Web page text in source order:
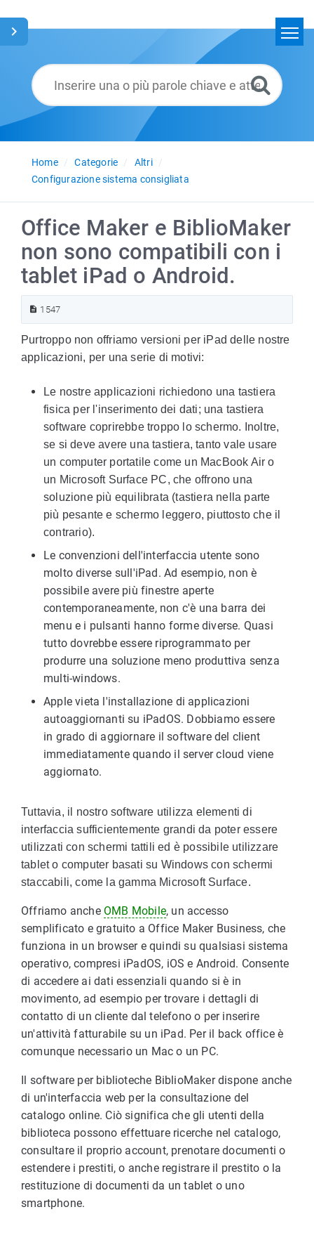
Glossario
Italiano
Home
Categorie
Altri
Configurazione sistema consigliata
Office Maker e BiblioMaker
non sono compatibili con i
tablet iPad o Android.
1547
Purtroppo non offriamo versioni per iPad delle nostre
applicazioni, per una serie di motivi:
Le nostre applicazioni richiedono una tastiera
fisica per l'inserimento dei dati; una tastiera
software coprirebbe troppo lo schermo. Inoltre,
se si deve avere una tastiera, tanto vale usare
un computer portatile come un MacBook Air o
un Microsoft Surface PC, che offrono una
soluzione più equilibrata (tastiera nella parte
più pesante e schermo leggero, piuttosto che il
contrario).
Le convenzioni dell'interfaccia utente sono
molto diverse sull'iPad. Ad esempio, non è
possibile avere più finestre aperte
contemporaneamente, non c'è una barra dei
menu e i pulsanti hanno forme diverse. Quasi
tutto dovrebbe essere riprogrammato per
produrre una soluzione meno produttiva senza
multi-windows.
Apple vieta l'installazione di applicazioni
autoaggiornanti su iPadOS. Dobbiamo essere
in grado di aggiornare il software del client
immediatamente quando il server cloud viene
aggiornato.
Tuttavia, il nostro software utilizza elementi di
interfaccia sufficientemente grandi da poter essere
utilizzati con schermi tattili ed è possibile utilizzare
tablet o computer basati su Windows con schermi
staccabili, come la gamma Microsoft Surface.
Offriamo anche OMB Mobile, un accesso
semplificato e gratuito a Office Maker Business, che
funziona in un browser e quindi su qualsiasi sistema
operativo, compresi iPadOS, iOS e Android. Consente
di accedere ai dati essenziali quando si è in
movimento, ad esempio per trovare i dettagli di
contatto di un cliente dal telefono o per inserire
un'attività fatturabile su un iPad. Per il back office è
comunque necessario un Mac o un PC.
Il software per biblioteche BiblioMaker dispone anche
di un'interfaccia web per la consultazione del
catalogo online. Ciò significa che gli utenti della
biblioteca possono effettuare ricerche nel catalogo,
consultare il proprio account, prenotare documenti o
estendere i prestiti, o anche registrare il prestito o la
restituzione di documenti da un tablet o uno
smartphone.